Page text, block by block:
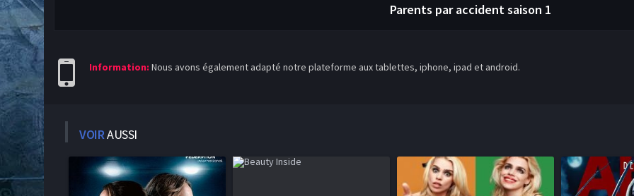
Parents par accident saison 1
Information: Nous avons également adapté notre plateforme aux tablettes, iphone, ipad et android.
VOIRAUSSI